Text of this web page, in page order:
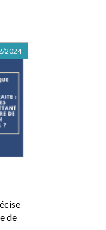
de
2024